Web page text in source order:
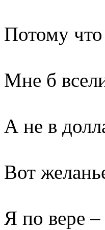
Потому что
Мне б
А не в
Вот
Я по вере –